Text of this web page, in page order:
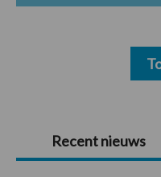
Primaire
Sidebar
Recent nieuws